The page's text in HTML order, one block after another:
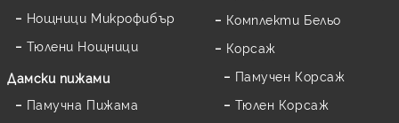
Нощници Микрофибър
Тюлени Нощници
Дамски пижами
Памучна Пижама
Комплекти Бельо
Корсаж
Памучен Корсаж
Тюлен Корсаж